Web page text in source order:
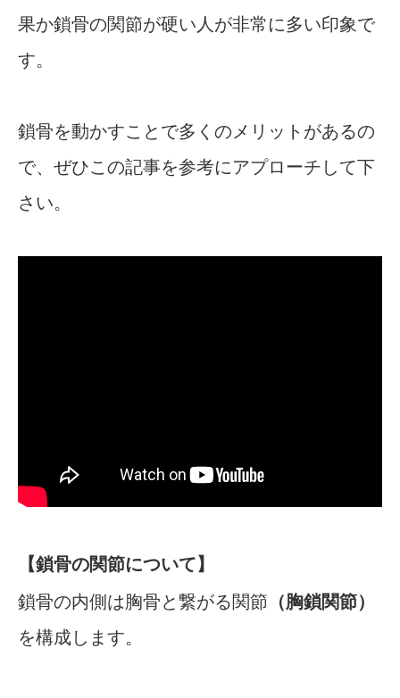
果か鎖骨の関節が硬い人が非常に多い印象で
す。
鎖骨を動かすことで多くのメリットがあるの
で、ぜひこの記事を参考にアプローチして下
さい。
【鎖骨の関節について】
鎖骨の内側は胸骨と繋がる関節 （胸鎖関節）
を構成します。